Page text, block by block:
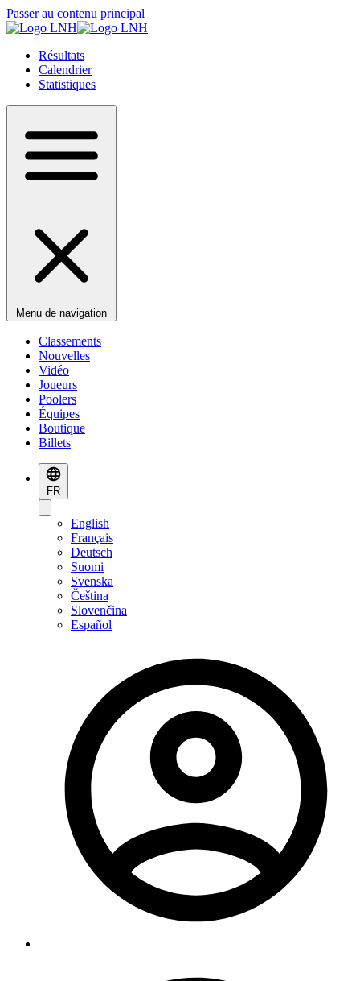
Passer au contenu principal
Résultats
Calendrier
Statistiques
Menu de navigation
Classements
Nouvelles
Vidéo
Joueurs
Poolers
Équipes
Boutique
Billets
FR
English
Français
Deutsch
Suomi
Svenska
Čeština
Slovenčina
Español